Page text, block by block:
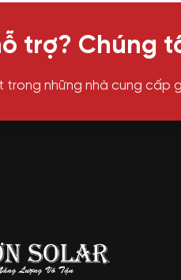
trợ? Chúng
trong những nhà cung